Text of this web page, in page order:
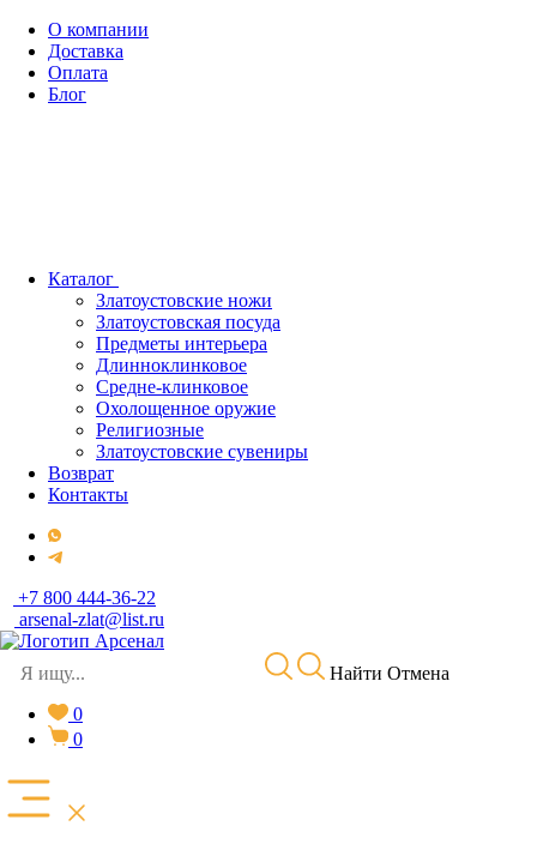
О компании
Доставка
Оплата
Блог
Каталог
Златоустовские ножи
Златоустовская посуда
Предметы интерьера
Длинноклинковое
Средне-клинковое
Охолощенное оружие
Религиозные
Златоустовские сувениры
Возврат
Контакты
+7 800 444-36-22
arsenal-zlat@list.ru
Найти Отмена
0
0